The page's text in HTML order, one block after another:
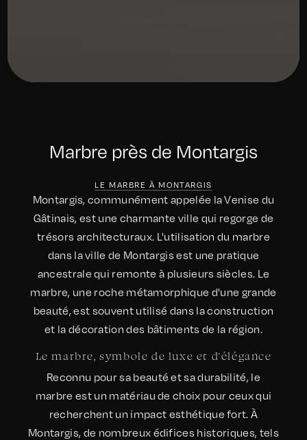
Marbre près de Montargis
LE MARBRE À MONTARGIS
Montargis, communément appelée la Venise du
Gâtinais, est une charmante ville qui regorge de
trésors architecturaux. L'utilisation du marbre
dans la ville de Montargis est une pratique
ancestrale qui remonte à plusieurs siècles. Le
marbre, une roche métamorphique d'une grande
beauté, est souvent utilisé dans la construction
et la décoration des bâtiments de la région.
Le marbre, symbole de luxe et d'élégance
Reconnu pour sa beauté et sa durabilité, le
marbre est un matériau de choix pour ceux qui
recherchent un impact esthétique fort. À
Montargis, de nombreux édifices historiques, tels